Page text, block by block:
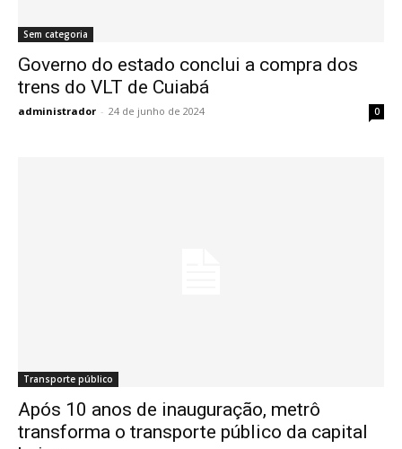
Sem categoria
Governo do estado conclui a compra dos
trens do VLT de Cuiabá
administrador - 24 de junho de 2024 0
Transporte público
Após 10 anos de inauguração, metrô
transforma o transporte público da capital